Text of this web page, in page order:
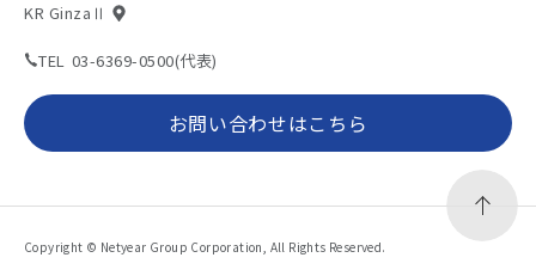
KR GinzaⅡ
TEL 03-6369-0500(代表)
Copyright © Netyear Group Corporation, All Rights Reserved.
お問い合わせはこちら